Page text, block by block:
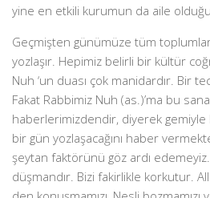
yine en etkili kurumun da aile
Geçmişten günümüze tüm
yozlaşır. Hepimiz belirli bir kültür
Nuh ‘un duası çok manidardır. Bir
Fakat Rabbimiz Nuh (as.)’ma bu
haberlerimizdendir, diyerek
bir gün yozlaşacağını haber
şeytan faktörünü göz ardı
düşmandır. Bizi fakirlikle korkutur.